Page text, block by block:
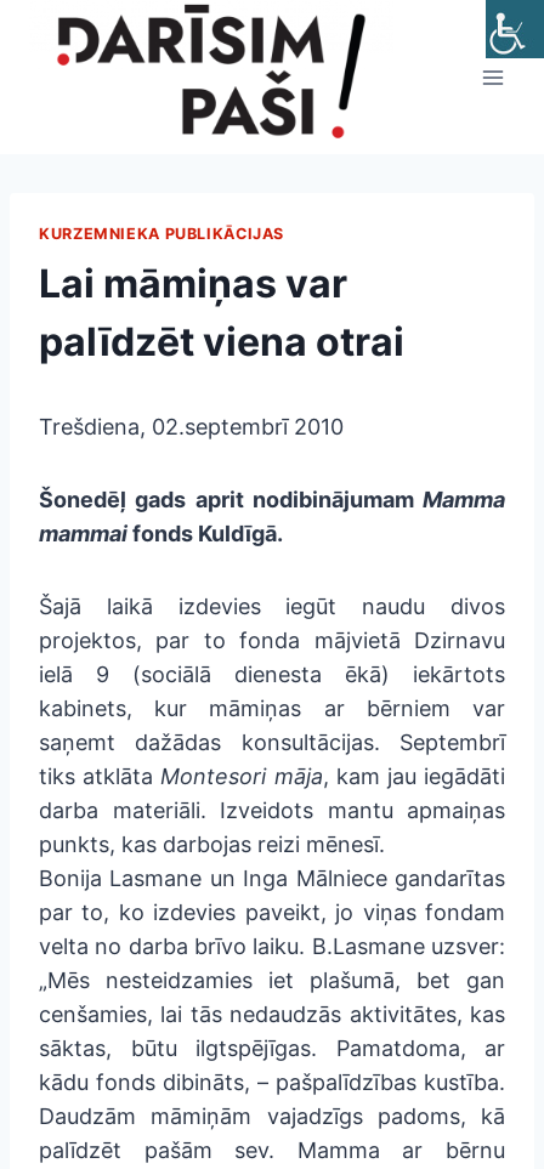
KURZEMNIEKA PUBLIKĀCIJAS
Lai māmiņas var
palīdzēt viena otrai
Trešdiena, 02.septembrī 2010
Šonedēļ gads aprit nodibinājumam Mamma
mammaifonds Kuldīgā.
Šajā laikā izdevies iegūt naudu divos
projektos, par to fonda mājvietā Dzirnavu
ielā 9 (sociālā dienesta ēkā) iekārtots
kabinets, kur māmiņas ar bērniem var
saņemt dažādas konsultācijas. Septembrī
tiks atklāta Montesori māja, kam jau iegādāti
darba materiāli. Izveidots mantu apmaiņas
punkts, kas darbojas reizi mēnesī.
Bonija Lasmane un Inga Mālniece gandarītas
par to, ko izdevies paveikt, jo viņas fondam
velta no darba brīvo laiku. B.Lasmane uzsver:
„Mēs nesteidzamies iet plašumā, bet gan
cenšamies, lai tās nedaudzās aktivitātes, kas
sāktas, būtu ilgtspējīgas. Pamatdoma, ar
kādu fonds dibināts, – pašpalīdzības kustība.
Daudzām māmiņām vajadzīgs padoms, kā
palīdzēt pašām sev. Mamma ar bērnu